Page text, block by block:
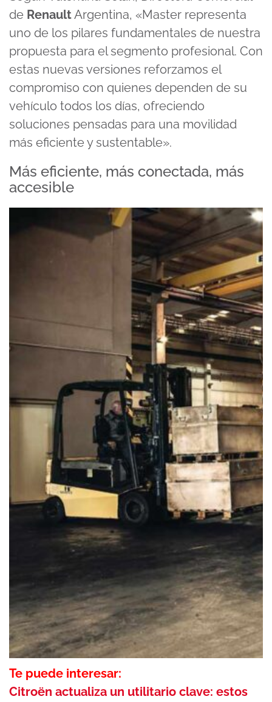
de RenaultArgentina, «Master representa
uno de los pilares fundamentales de nuestra
propuesta para el segmento profesional. Con
estas nuevas versiones reforzamos el
compromiso con quienes dependen de su
vehículo todos los días, ofreciendo
soluciones pensadas para una movilidad
más eficiente y sustentable».
Más eficiente, más conectada, más
accesible
Te puede interesar:
Citroën actualiza un utilitario clave: estos